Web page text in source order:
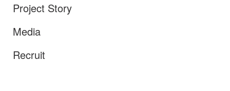
Project Story
Media
Recruit